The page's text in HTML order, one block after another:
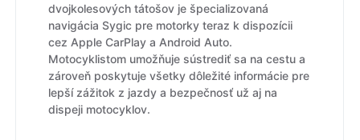
dvojkolesových tátošov je špecializovaná
navigácia Sygic pre motorky teraz k dispozícii
cez Apple CarPlay a Android Auto.
Motocyklistom umožňuje sústrediť sa na cestu a
zároveň poskytuje všetky dôležité informácie pre
lepší zážitok z jazdy a bezpečnosť už aj na
dispeji motocyklov.